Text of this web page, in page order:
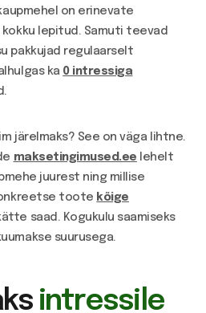
on erinevate
lepitud. Samuti teevad
pakkujad regulaarselt
ka 0 intressiga
järelmaks? See on väga lihtne.
maksetingimused.ee lehelt
juurest ning millise
toote kõige
saad. Kogukulu saamiseks
suurusega.
intressile